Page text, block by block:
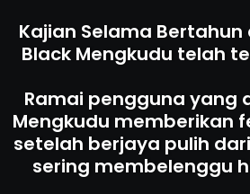
Kajian Selama Bertahun
Black Mengkudu telah
Ramai pengguna yang
Mengkudu memberikan
setelah berjaya pulih
sering membelenggu